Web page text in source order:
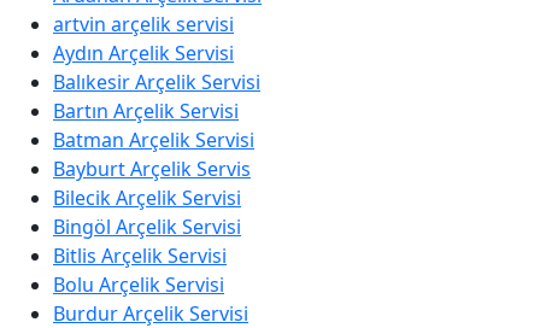
artvin arçelik servisi
Aydın Arçelik Servisi
Balıkesir Arçelik Servisi
Bartın Arçelik Servisi
Batman Arçelik Servisi
Bayburt Arçelik Servis
Bilecik Arçelik Servisi
Bingöl Arçelik Servisi
Bitlis Arçelik Servisi
Bolu Arçelik Servisi
Burdur Arçelik Servisi